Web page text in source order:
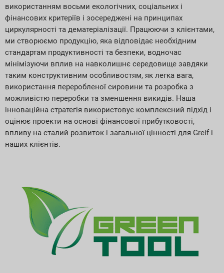
використанням восьми екологічних, соціальних і
фінансових критеріїв і зосереджені на принципах
циркулярності та дематеріалізації. Працюючи з клієнтами,
ми створюємо продукцію, яка відповідає необхідним
стандартам продуктивності та безпеки, водночас
мінімізуючи вплив на навколишнє середовище завдяки
таким конструктивним особливостям, як легка вага,
використання переробленої сировини та розробка з
можливістю переробки та зменшення викидів. Наша
інноваційна стратегія використовує комплексний підхід і
оцінює проекти на основі фінансової прибутковості,
впливу на сталий розвиток і загальної цінності для Greif і
наших клієнтів.